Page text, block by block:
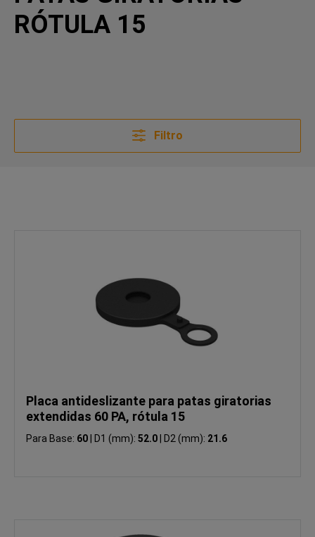
RÓTULA 15
Filtro
Placa antideslizante para patas giratorias
extendidas 60 PA, rótula 15
Para Base: 60 D1 (mm): 52.0 D2 (mm): 21.6